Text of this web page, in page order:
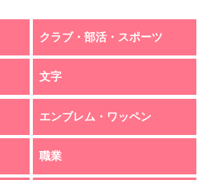
クラブ・部活・スポーツ
文字
エンブレム・ワッペン
職業